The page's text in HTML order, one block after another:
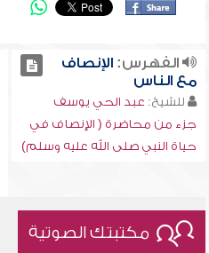
الفهرس:الإنصاف
مع الناس
للشيخ: عبد الحي يوسف
جزء من محاضرة ( الإنصاف في
حياة النبي صلى الله عليه وسلم)
مكتبتك الصوتية